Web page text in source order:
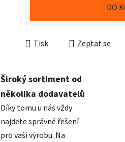
DO
Tisk Zeptat se
Široký sortiment od
několika dodavatelů
Díky tomu u nás vždy
najdete správné řešení
pro vaši výrobu. Na